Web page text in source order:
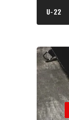
U-22